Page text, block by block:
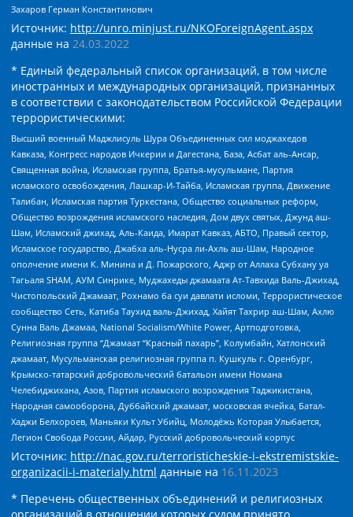
Захаров Герман Константинович
Источник: http://unro.minjust.ru/NKOForeignAgent.aspx
данные на 24.03.2022
* Единый федеральный список организаций, в том числе
иностранных и международных организаций, признанных
в соответствии с законодательством Российской Федерации
террористическими:
Высший военный Маджлисуль Шура Объединенных сил моджахедов
Кавказа, Конгресс народов Ичкерии и Дагестана, База, Асбат аль-Ансар,
Священная война, Исламская группа, Братья-мусульмане, Партия
исламского освобождения, Лашкар-И-Тайба, Исламская группа, Движение
Талибан, Исламская партия Туркестана, Общество социальных реформ,
Общество возрождения исламского наследия, Дом двух святых, Джунд аш-
Шам, Исламский джихад, Аль-Каида, Имарат Кавказ, АБТО, Правый сектор,
Исламское государство, Джабха аль-Нусра ли-Ахль аш-Шам, Народное
ополчение имени К. Минина и Д. Пожарского, Аджр от Аллаха Субхану уа
Тагьаля SHAM, АУМ Синрике, Муджахеды джамаата Ат-Тавхида Валь-Джихад,
Чистопольский Джамаат, Рохнамо ба суи давлати исломи, Террористическое
сообщество Сеть, Катиба Таухид валь-Джихад, Хайят Тахрир аш-Шам, Ахлю
Сунна Валь Джамаа, National Socialism/White Power, Артподготовка,
Религиозная группа “Джамаат “Красный пахарь”, Колумбайн, Хатлонский
джамаат, Мусульманская религиозная группа п. Кушкуль г. Оренбург,
Крымско-татарский добровольческий батальон имени Номана
Челебиджихана, Азов, Партия исламского возрождения Таджикистана,
Народная самооборона, Дуббайский джамаат, московская ячейка, Батал-
Хаджи Белхороев, Маньяки Культ Убийц, Молодёжь Которая Улыбается,
Легион Свобода России, Айдар, Русский добровольческий корпус
Источник: http://nac.gov.ru/terroristicheskie-i-ekstremistskie-
organizacii-i-materialy.html данные на 16.11.2023
* Перечень общественных объединений и религиозных